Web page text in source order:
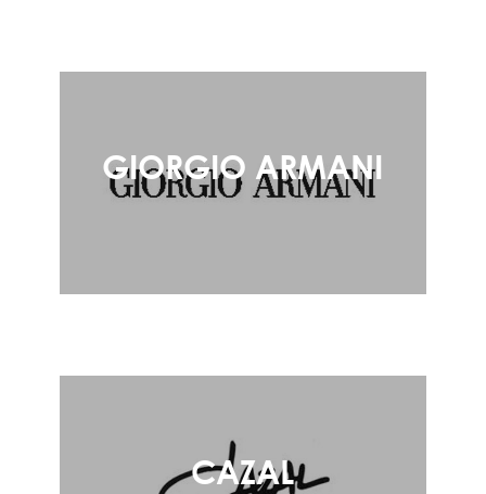
GIORGIO ARMANI
CAZAL